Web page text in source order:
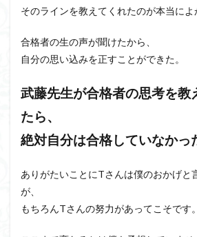
そのラインを教えてくれたのが本当によ
合格者の生の声が聞けたから、
自分の思い込みを正すことができた。
武藤先生が合格者の思考を教
たら、
絶対自分は合格していなかっ
ありがたいことにTさんは僕のおかげと
が、
もちろんTさんの努力があってこそです。